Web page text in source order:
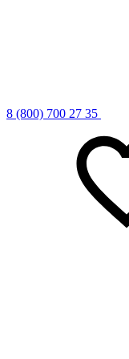
8 (800) 700 27 35